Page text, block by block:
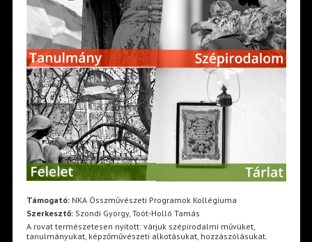
Támogató:NKA Összművészeti Programok Kollégiuma
Szerkesztő:Szondi György, Toót-Holló Tamás
A rovat természetesen nyitott: várjuk szépirodalmi művüket,
tanulmányukat, képzőművészeti alkotásukat, hozzászólásukat.